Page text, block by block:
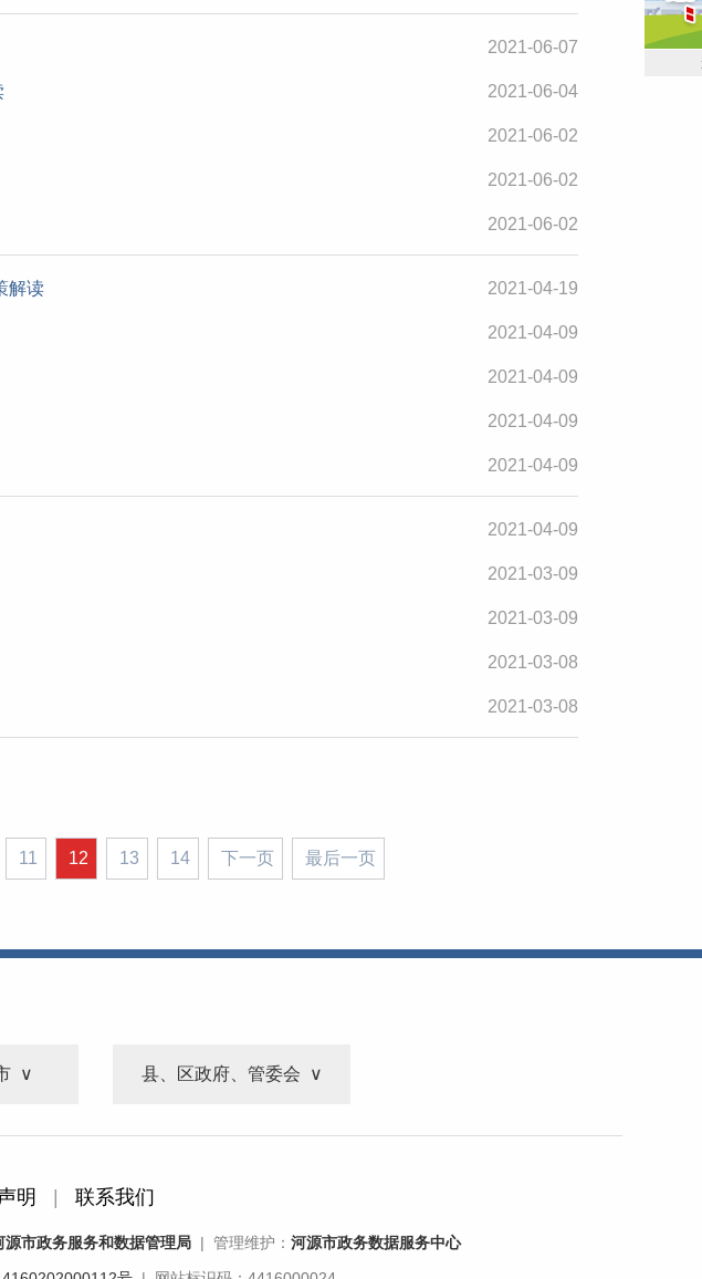
2021-06-07
2021-06-04
2021-06-02
2021-06-02
2021-06-02
2021-04-19
解读
2021-04-09
2021-04-09
2021-04-09
2021-04-09
2021-04-09
2021-03-09
2021-03-09
2021-03-08
2021-03-08
11 12 13 14 下一页 最后一页
县、区政府、管委会
明 联系我们
源市政务服务和数据管理局 | 管理维护： 河源市政务数据服务中心